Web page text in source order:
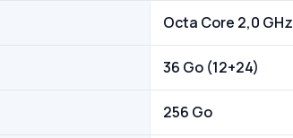
Octa Core 2,0 GHz
36 Go (12+24)
256 Go